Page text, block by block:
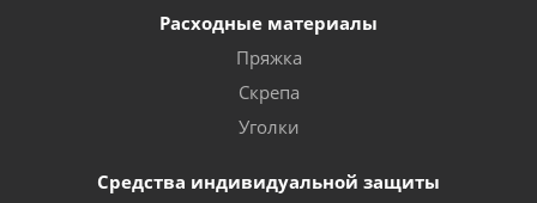
Расходные материалы
Пряжка
Скрепа
Уголки
Средства индивидуальной защиты